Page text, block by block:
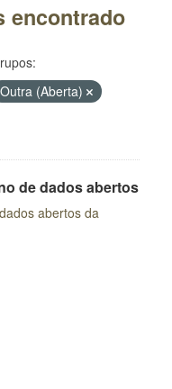
encontrado
Outra (Aberta)
de dados abertos
abertos da